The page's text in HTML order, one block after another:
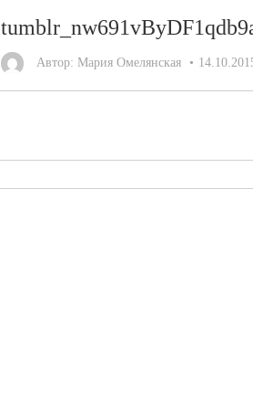
Автор: Мария Омелянская